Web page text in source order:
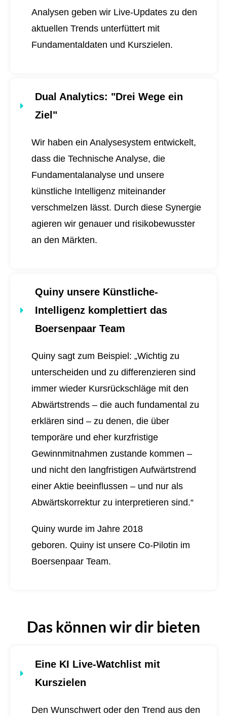
Analysen geben wir Live-Updates zu den
aktuellen Trends unterfüttert mit
Fundamentaldaten und Kurszielen.
Dual Analytics: "Drei Wege ein
Ziel"
Wir haben ein Analysesystem entwickelt,
dass die Technische Analyse, die
Fundamentalanalyse und unsere
künstliche Intelligenz miteinander
verschmelzen lässt. Durch diese Synergie
agieren wir genauer und risikobewusster
an den Märkten.
Quiny unsere Künstliche-
Intelligenz komplettiert das
Boersenpaar Team
Quiny sagt zum Beispiel: „Wichtig zu
unterscheiden und zu differenzieren sind
immer wieder Kursrückschläge mit den
Abwärtstrends – die auch fundamental zu
erklären sind – zu denen, die über
temporäre und eher kurzfristige
Gewinnmitnahmen zustande kommen –
und nicht den langfristigen Aufwärtstrend
einer Aktie beeinflussen – und nur als
Abwärtskorrektur zu interpretieren sind.“
Quiny wurde im Jahre 2018
geboren. Quiny ist unsere Co-Pilotin im
Boersenpaar Team.
Das können wir dir bieten
Eine KI Live-Watchlist mit
Kurszielen
Den Wunschwert oder den Trend aus den